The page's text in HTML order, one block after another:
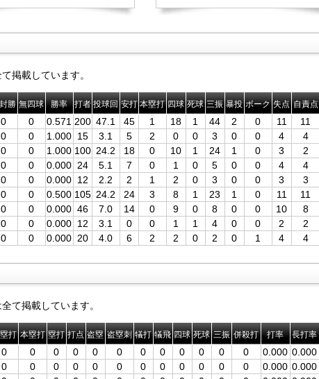
掲載しています。
勝 無四球 勝率 打者 投球回 安打 本塁打 四球 死球 三振 暴投 ボーク 失点 自責点
0 0 0.571 200 47.1 45 1 18 1 44 2 0 11 11
0 0 1.000 15 3.1 5 2 0 0 3 0 0 4 4
0 0 1.000 100 24.2 18 0 10 1 24 1 0 3 2
0 0 0.000 24 5.1 7 0 1 0 5 0 0 4 4
0 0 0.000 12 2.2 2 1 2 0 3 0 0 3 3
0 0 0.500 105 24.2 24 3 8 1 23 1 0 11 11
0 0 0.000 46 7.0 14 0 9 0 8 0 0 10 8
0 0 0.000 12 3.1 0 0 1 1 4 0 0 2 2
0 0 0.000 20 4.0 6 2 2 0 2 0 1 4 4
て掲載しています。
打 本塁打 塁打 打点 盗塁 盗塁刺 犠打 犠飛 四球 死球 三振 併殺打 打率 長打率
0 0 0 0 0 0 0 0 0 0 0 0 0.000 0.000
0 0 0 0 0 0 0 0 0 0 0 0 0.000 0.000